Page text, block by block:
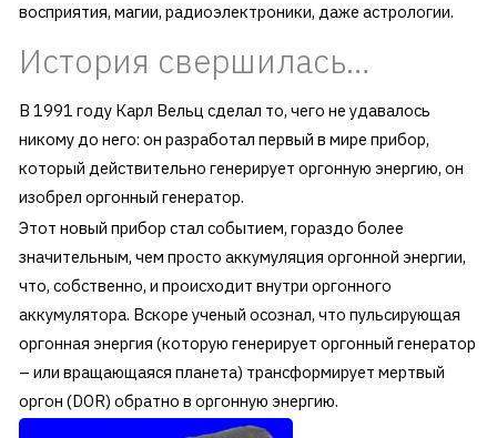
восприятия, магии, радиоэлектроники, даже астрологии.
История свершилась…
В 1991 году Карл Вельц сделал то, чего не удавалось
никому до него: он разработал первый в мире прибор,
который действительно генерирует оргонную энергию, он
изобрел оргонный генератор.
Этот новый прибор стал событием, гораздо более
значительным, чем просто аккумуляция оргонной энергии,
что, собственно, и происходит внутри оргонного
аккумулятора. Вскоре ученый осознал, что пульсирующая
оргонная энергия (которую генерирует оргонный генератор
– или вращающаяся планета) трансформирует мертвый
оргон (DOR) обратно в оргонную энергию.